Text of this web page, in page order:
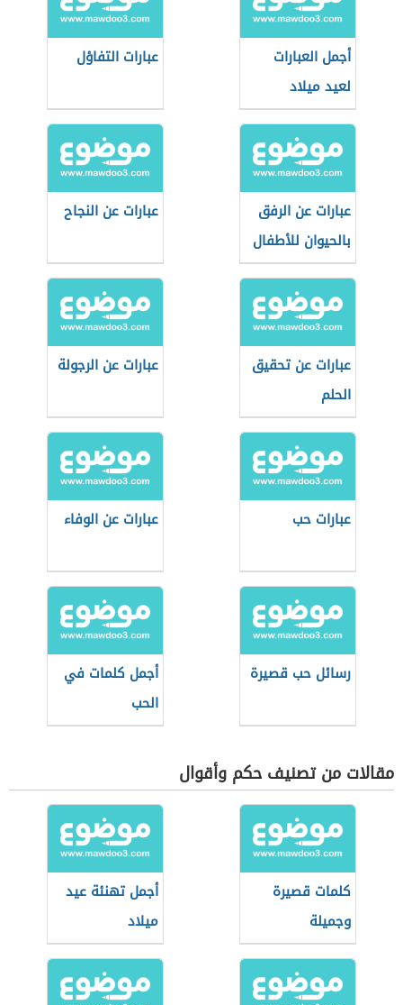
أجمل العبارات
لعيد ميلاد
صديقتي
عبارات التفاؤل
عبارات عن الرفق
بالحيوان للأطفال
عبارات عن النجاح
عبارات عن تحقيق
الحلم
عبارات عن الرجولة
عبارات حب عبارات عن الوفاء
رسائل حب قصيرة
أجمل كلمات في
الحب
مقالات من تصنيف حكم وأقوال
كلمات قصيرة
وجميلة
أجمل تهنئة عيد
ميلاد